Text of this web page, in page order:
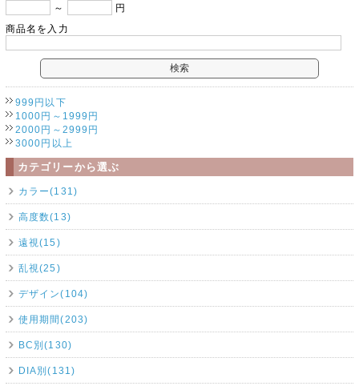
～
円
商品名を入力
999円以下
1000円～1999円
2000円～2999円
3000円以上
カテゴリーから選ぶ
カラー(131)
高度数(13)
遠視(15)
乱視(25)
デザイン(104)
使用期間(203)
BC別(130)
DIA別(131)